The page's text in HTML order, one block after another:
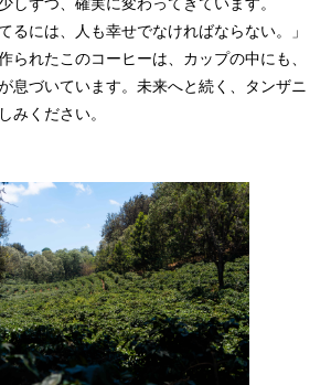
るには、人も幸せでなければならない。」
られたこのコーヒーは、カップの中にも、
息づいています。未来へと続く、タンザニ
みください。